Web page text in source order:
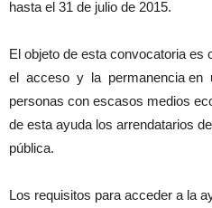
hasta el 31 de julio de 2015.
El objeto de esta convocatoria
el acceso y la permanencia en
personas con escasos medios
de esta ayuda los arrendatarios
pública.
Los requisitos para acceder a la